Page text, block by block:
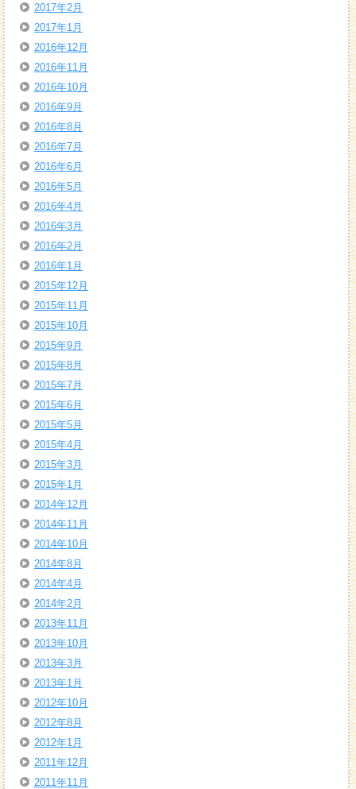
2017年2月
2017年1月
2016年12月
2016年11月
2016年10月
2016年9月
2016年8月
2016年7月
2016年6月
2016年5月
2016年4月
2016年3月
2016年2月
2016年1月
2015年12月
2015年11月
2015年10月
2015年9月
2015年8月
2015年7月
2015年6月
2015年5月
2015年4月
2015年3月
2015年1月
2014年12月
2014年11月
2014年10月
2014年8月
2014年4月
2014年2月
2013年11月
2013年10月
2013年3月
2013年1月
2012年10月
2012年8月
2012年1月
2011年12月
2011年11月